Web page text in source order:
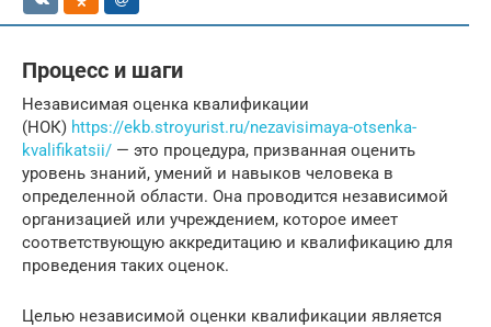
Процесс и шаги
Независимая оценка квалификации
(НОК) https://ekb.stroyurist.ru/nezavisimaya-otsenka-
kvalifikatsii/ — это процедура, призванная оценить
уровень знаний, умений и навыков человека в
определенной области. Она проводится независимой
организацией или учреждением, которое имеет
соответствующую аккредитацию и квалификацию для
проведения таких оценок.
Целью независимой оценки квалификации является